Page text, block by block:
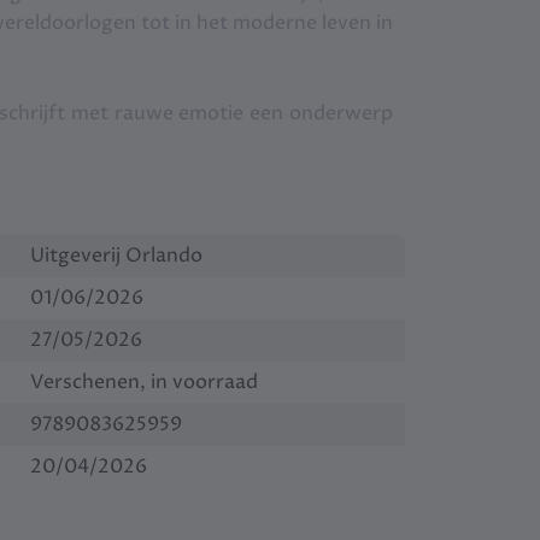
tot in het moderne leven in
met rauwe emotie een onderwerp
staat is.’ – Thomas Heerma van Voss
Uitgeverij Orlando
01/06/2026
27/05/2026
Verschenen, in voorraad
9789083625959
20/04/2026